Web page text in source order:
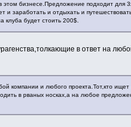
этом бизнесе.Предложение подходит
и заработать и отдыхать и
клуба будет стоить 200$.
в ответ на
и любого проекта.Тот,кто ищет
в рваных носках,а на любое